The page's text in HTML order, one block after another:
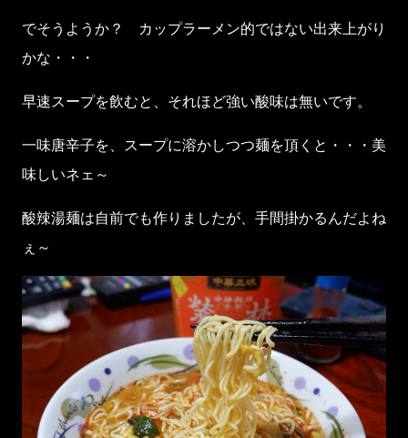
でそうようか？ カップラーメン的ではない出来上がり
かな・・・
早速スープを飲むと、それほど強い酸味は無いです。
一味唐辛子を、スープに溶かしつつ麺を頂くと・・・美
味しいネェ～
酸辣湯麺は自前でも作りましたが、手間掛かるんだよね
ぇ～